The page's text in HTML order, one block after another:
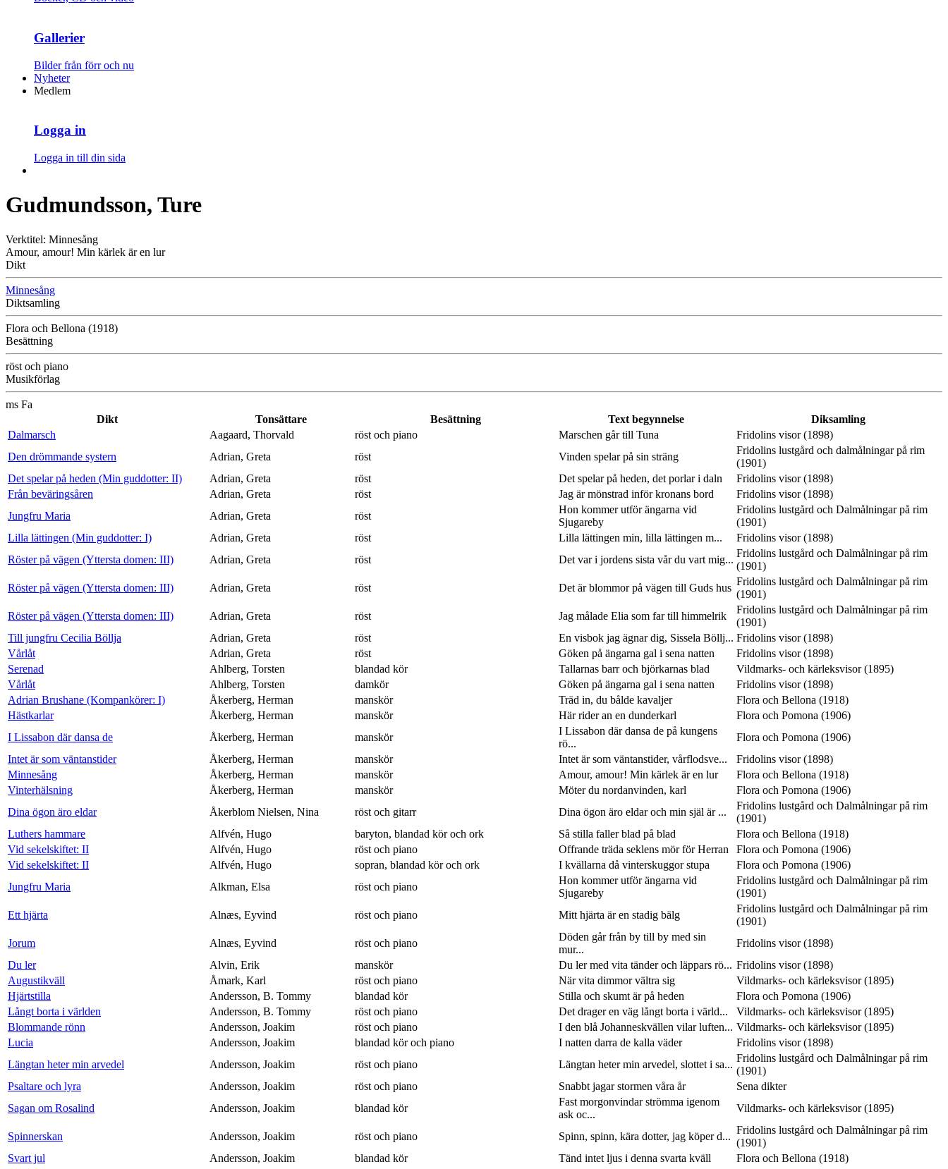
Gallerier
Bilder från förr och nu
Nyheter
Medlem
Logga in
Logga in till din sida
Gudmundsson, Ture
Verktitel: Minnesång
Amour, amour! Min kärlek är en lur
Dikt
Minnesång
Diktsamling
Flora och Bellona (1918)
Besättning
röst och piano
Musikförlag
ms Fa
Dikt
Tonsättare Besättning Text begynnelse
Diksamling
Dalmarsch
Aagaard, Thorvald röst och piano Marschen går till Tuna
Fridolins visor (1898)
Den drömmande systern
Adrian, Greta röst Vinden spelar på sin sträng
Fridolins lustgård och dalmålningar på rim
(1901)
Det spelar på heden (Min guddotter: II)
Adrian, Greta röst Det spelar på heden, det porlar i daln
Fridolins visor (1898)
Från beväringsåren
Adrian, Greta röst Jag är mönstrad inför kronans bord
Fridolins visor (1898)
Jungfru Maria
Adrian, Greta röst
Hon kommer utför ängarna vid
Sjugareby
Fridolins lustgård och Dalmålningar på rim
(1901)
Lilla lättingen (Min guddotter: I)
Adrian, Greta röst Lilla lättingen min, lilla lättingen m...
Fridolins visor (1898)
Röster på vägen (Yttersta domen: III)
Adrian, Greta röst Det var i jordens sista vår du vart mig...
Fridolins lustgård och Dalmålningar på rim
(1901)
Röster på vägen (Yttersta domen: III)
Adrian, Greta röst Det är blommor på vägen till Guds hus
Fridolins lustgård och Dalmålningar på rim
(1901)
Röster på vägen (Yttersta domen: III)
Adrian, Greta röst Jag målade Elia som far till himmelrik
Fridolins lustgård och Dalmålningar på rim
(1901)
Till jungfru Cecilia Böllja
Adrian, Greta röst En visbok jag ägnar dig, Sissela Böllj... Fridolins visor (1898)
Vårlåt
Adrian, Greta röst Göken på ängarna gal i sena natten
Fridolins visor (1898)
Serenad
Ahlberg, Torsten blandad kör Tallarnas barr och björkarnas blad
Vildmarks- och kärleksvisor (1895)
Vårlåt
Ahlberg, Torsten damkör Göken på ängarna gal i sena natten
Fridolins visor (1898)
Adrian Brushane (Kompankörer: I)
Åkerberg, Herman manskör Träd in, du bålde kavaljer
Flora och Bellona (1918)
Hästkarlar
Åkerberg, Herman manskör Här rider an en dunderkarl
Flora och Pomona (1906)
I Lissabon där dansa de
Åkerberg, Herman manskör
I Lissabon där dansa de på kungens
rö...
Flora och Pomona (1906)
Intet är som väntanstider
Åkerberg, Herman manskör Intet är som väntanstider, vårflodsve...
Fridolins visor (1898)
Minnesång
Åkerberg, Herman manskör Amour, amour! Min kärlek är en lur
Flora och Bellona (1918)
Vinterhälsning
Åkerberg, Herman manskör Möter du nordanvinden, karl
Flora och Pomona (1906)
Dina ögon äro eldar
Åkerblom Nielsen, Nina röst och gitarr Dina ögon äro eldar och min själ är ...
Fridolins lustgård och Dalmålningar på rim
(1901)
Luthers hammare
Alfvén, Hugo baryton, blandad kör och ork Så stilla faller blad på blad
Flora och Bellona (1918)
Vid sekelskiftet: II
Alfvén, Hugo röst och piano Offrande träda seklens mör för Herran
Flora och Pomona (1906)
Vid sekelskiftet: II
Alfvén, Hugo sopran, blandad kör och ork I kvällarna då vinterskuggor stupa
Flora och Pomona (1906)
Jungfru Maria
Alkman, Elsa röst och piano
Hon kommer utför ängarna vid
Sjugareby
Fridolins lustgård och Dalmålningar på rim
(1901)
Ett hjärta
Alnæs, Eyvind röst och piano Mitt hjärta är en stadig bälg
Fridolins lustgård och Dalmålningar på rim
(1901)
Jorum
Alnæs, Eyvind röst och piano
Döden går från by till by med sin
mur...
Fridolins visor (1898)
Du ler
Alvin, Erik manskör Du ler med vita tänder och läppars rö... Fridolins visor (1898)
Augustikväll
Åmark, Karl röst och piano När vita dimmor vältra sig
Vildmarks- och kärleksvisor (1895)
Hjärtstilla
Andersson, B. Tommy blandad kör Stilla och skumt är på heden
Flora och Pomona (1906)
Långt borta i världen
Andersson, B. Tommy röst och piano Det drager en väg långt borta i värld...
Vildmarks- och kärleksvisor (1895)
Blommande rönn
Andersson, Joakim röst och piano I den blå Johanneskvällen vilar luften... Vildmarks- och kärleksvisor (1895)
Lucia
Andersson, Joakim blandad kör och piano I natten darra de kalla väder
Fridolins visor (1898)
Längtan heter min arvedel
Andersson, Joakim röst och piano Längtan heter min arvedel, slottet i sa...
Fridolins lustgård och Dalmålningar på rim
(1901)
Psaltare och lyra
Andersson, Joakim röst och piano Snabbt jagar stormen våra år
Sena dikter
Sagan om Rosalind
Andersson, Joakim blandad kör
Fast morgonvindar strömma igenom
ask oc...
Vildmarks- och kärleksvisor (1895)
Spinnerskan Andersson, Joakim röst och piano Spinn, spinn, kära dotter, jag köper d...
Fridolins lustgård och Dalmålningar på rim
(1901)
Svart jul
Andersson, Joakim blandad kör Tänd intet ljus i denna svarta kväll
Flora och Bellona (1918)